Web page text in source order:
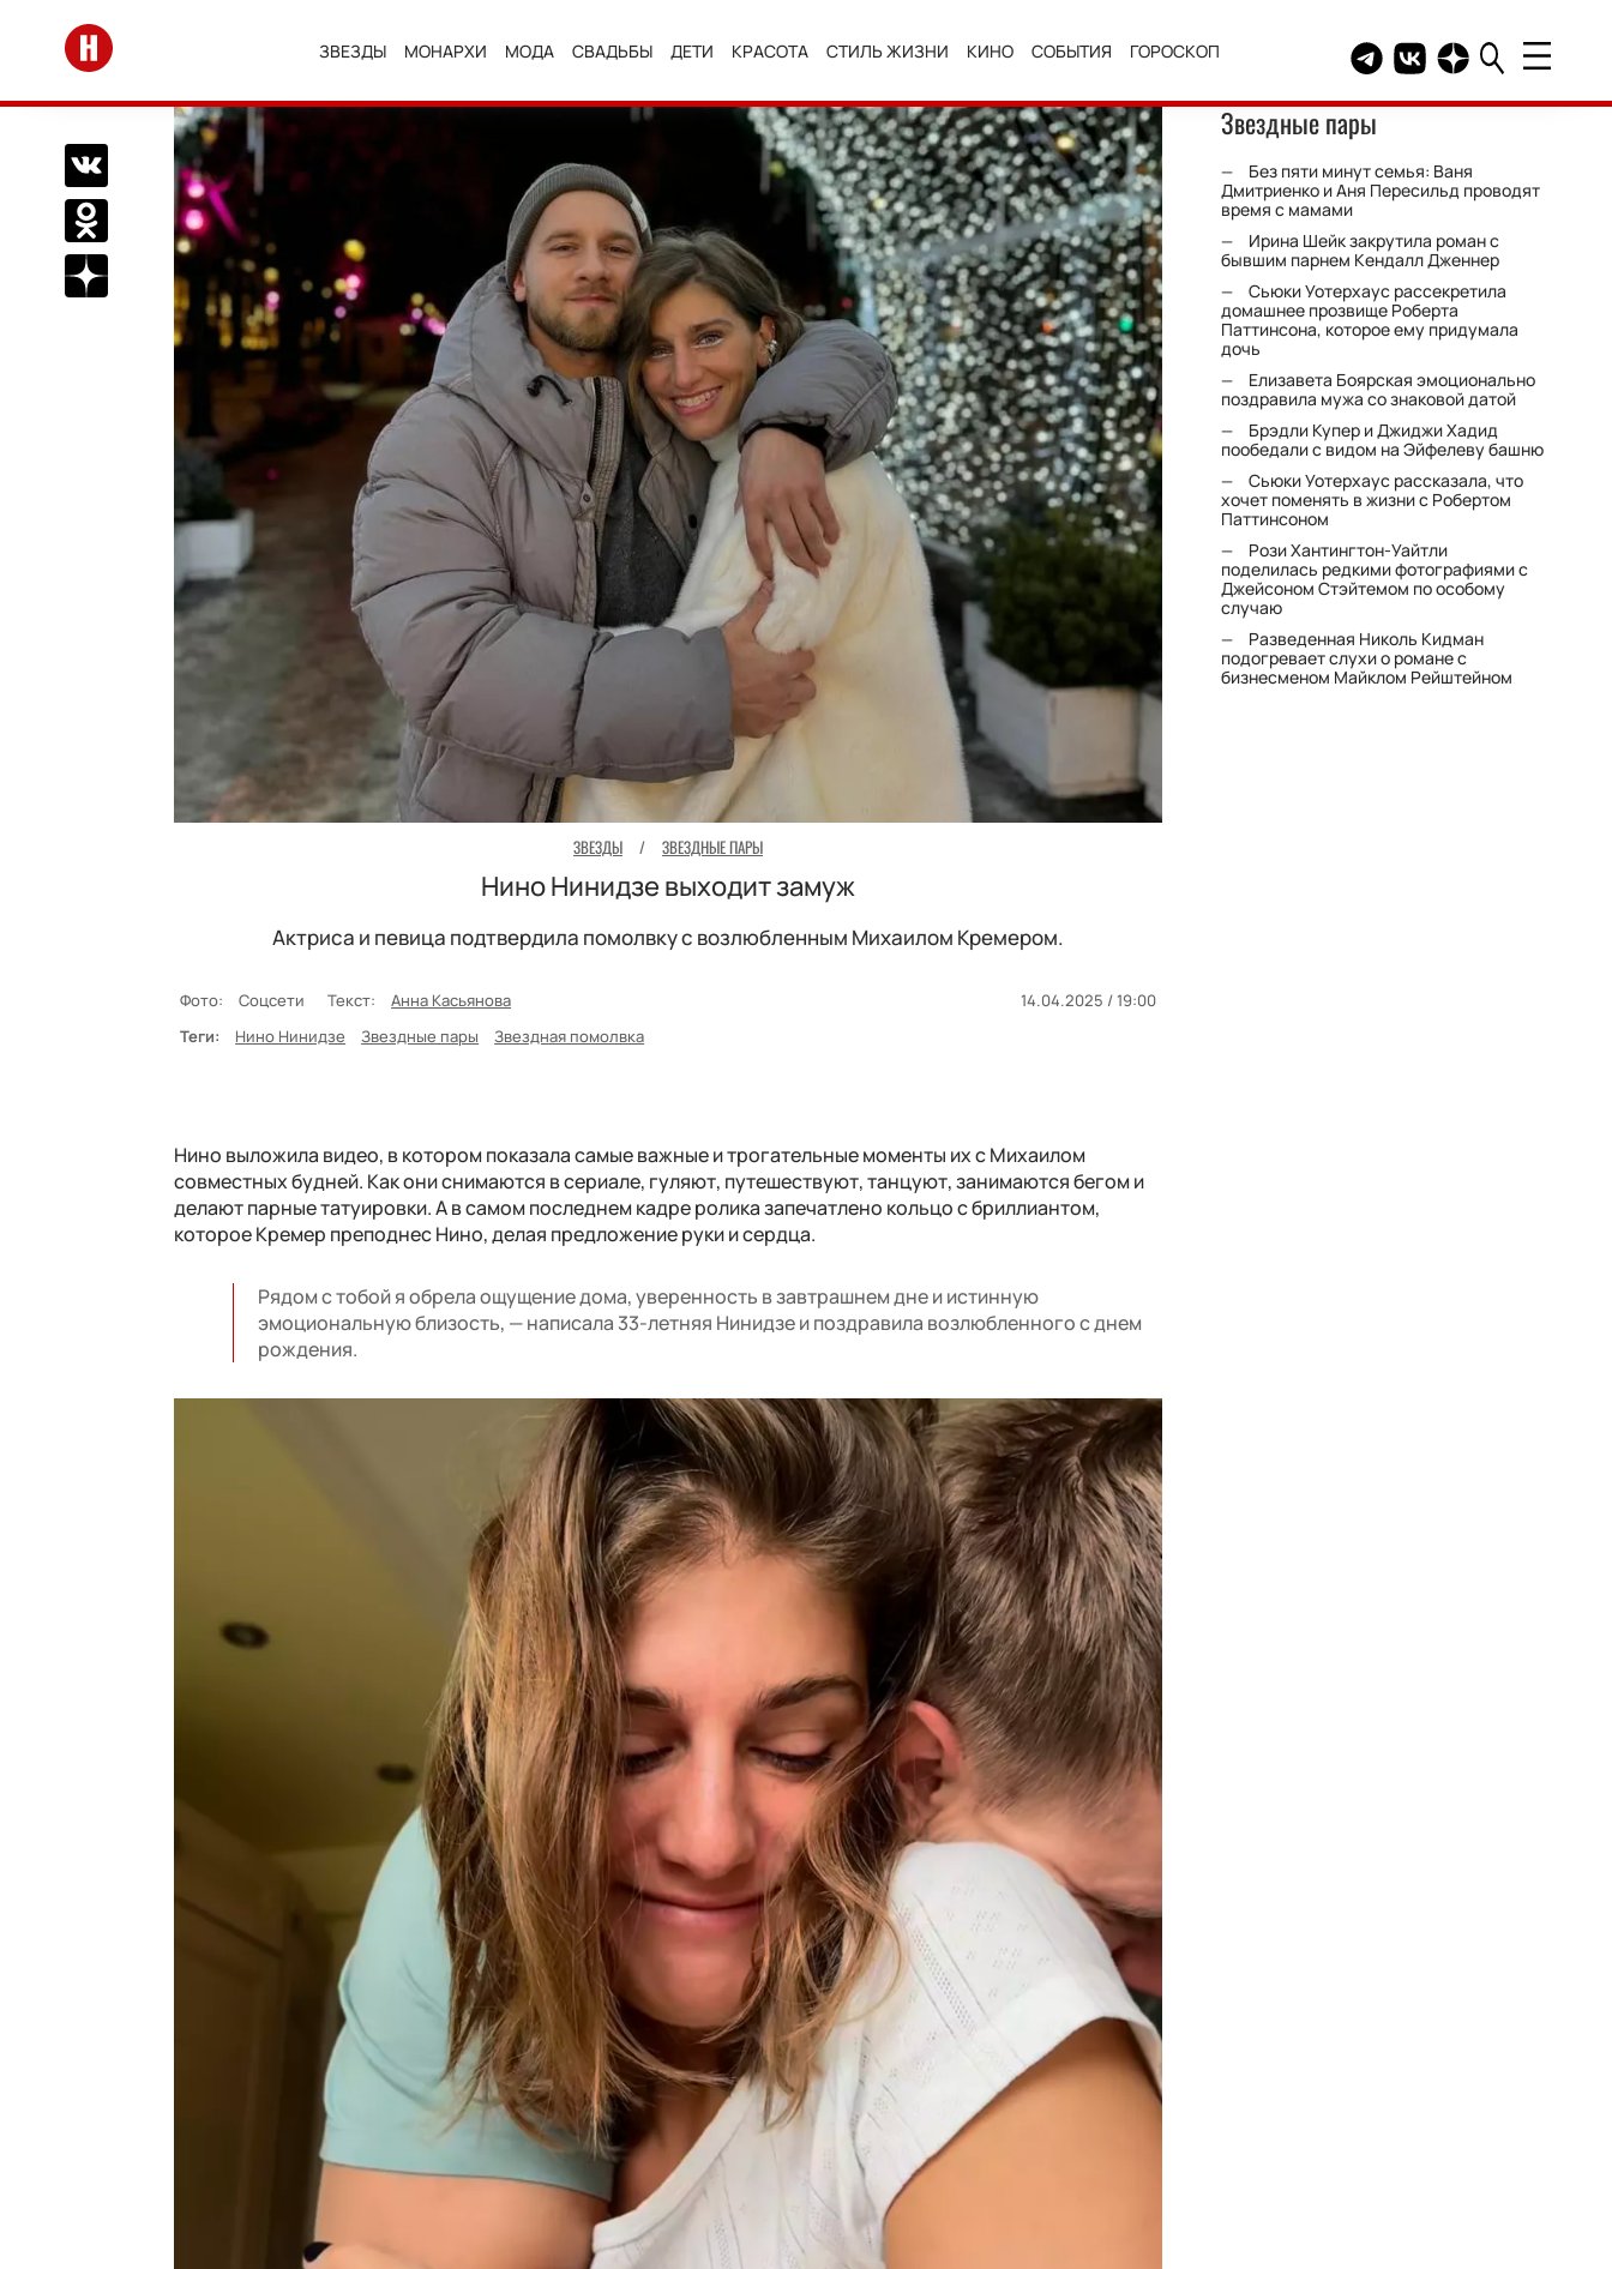
Перейти на главную
ЗВЕЗДЫ МОНАРХИ МОДА СВАДЬБЫ ДЕТИ КРАСОТА СТИЛЬ ЖИЗНИ КИНО СОБЫТИЯ ГОРОСКОП Telegram канал HELLO
Группа HELLO
Канал HELLO в
Поделиться Вконтакте
Поделиться в Одноклассниках
Подписаться на нас в Дзен
ЗВЕЗДЫ / ЗВЕЗДНЫЕ ПАРЫ
Нино Нинидзе выходит замуж
Актриса и певица подтвердила помолвку с возлюбленным Михаилом Кремером.
Фото: Соцсети Текст: Анна Касьянова
14.04.2025 / 19:00
Теги:
Нино Нинидзе Звездные пары Звездная помолвка
Нино выложила видео, в котором показала самые важные и трогательные моменты их с Михаилом
совместных будней. Как они снимаются в сериале, гуляют, путешествуют, танцуют, занимаются бегом и
делают парные татуировки. А в самом последнем кадре ролика запечатлено кольцо с бриллиантом,
которое Кремер преподнес Нино, делая предложение руки и сердца.
Рядом с тобой я обрела ощущение дома, уверенность в завтрашнем дне и истинную
эмоциональную близость, — написала 33-летняя Нинидзе и поздравила возлюбленного с днем
рождения.
Звездные пары
Без пяти минут семья: Ваня
Дмитриенко и Аня Пересильд проводят
время с мамами
Ирина Шейк закрутила роман с
бывшим парнем Кендалл Дженнер
Сьюки Уотерхаус рассекретила
домашнее прозвище Роберта
Паттинсона, которое ему придумала
дочь
Елизавета Боярская эмоционально
поздравила мужа со знаковой датой
Брэдли Купер и Джиджи Хадид
пообедали с видом на Эйфелеву башню
Сьюки Уотерхаус рассказала, что
хочет поменять в жизни с Робертом
Паттинсоном
Рози Хантингтон-Уайтли
поделилась редкими фотографиями с
Джейсоном Стэйтемом по особому
случаю
Разведенная Николь Кидман
подогревает слухи о романе с
бизнесменом Майклом Рейштейном